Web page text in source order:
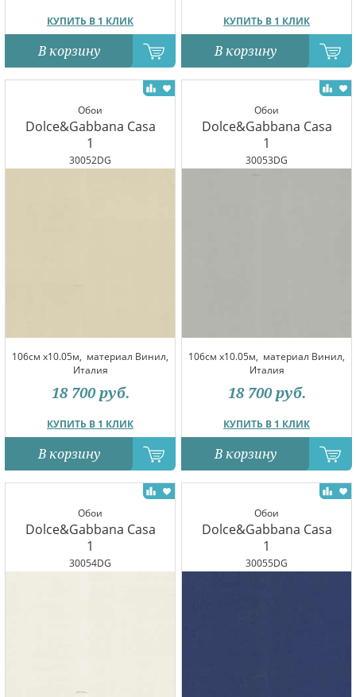
КУПИТЬ В 1 КЛИК
В корзину
КУПИТЬ В 1 КЛИК
В корзину
Обои
Dolce&Gabbana Casa
1
30052DG
106см x10.05м, материал Винил,
Италия
КУПИТЬ В 1 КЛИК
18 700 руб.
В корзину
Обои
Dolce&Gabbana Casa
1
30053DG
106см x10.05м, материал Винил,
Италия
КУПИТЬ В 1 КЛИК
18 700 руб.
В корзину
Обои
Dolce&Gabbana Casa
1
30054DG
Обои
Dolce&Gabbana Casa
1
30055DG